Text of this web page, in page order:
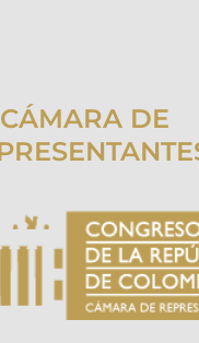
CÁMARA DE